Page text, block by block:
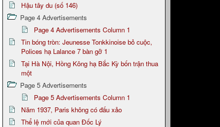
Hậu tây du (số 146)
Page 4 Advertisements
Page 4 Advertisements Column 1
Tin bóng tròn: Jeunesse Tonkkinoise bỏ cuộc,
Polices hạ Lalance 7 bàn gỡ 1
Tại Hà Nội, Hồng Kông hạ Bắc Kỳ bốn trận thua
một
Page 5 Advertisements
Page 5 Advertisements Column 1
Năm 1937, Paris không có đấu xảo
Thể lệ mới của quan Đốc Lý